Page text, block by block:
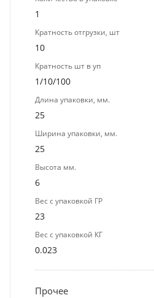
1
Кратность отгрузки, шт
10
Кратность шт в уп
1/10/100
Длина упаковки, мм.
25
Ширина упаковки, мм.
25
Высота мм.
6
Вес с упаковкой ГР
23
Вес с упаковкой КГ
0.023
Прочее